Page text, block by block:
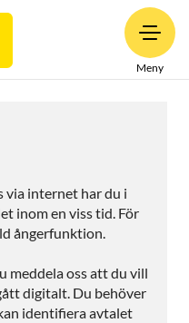
Meny
via internet har du i
inom en viss tid. För
ångerfunktion.
meddela oss att du vill
digitalt. Du behöver
identifiera avtalet